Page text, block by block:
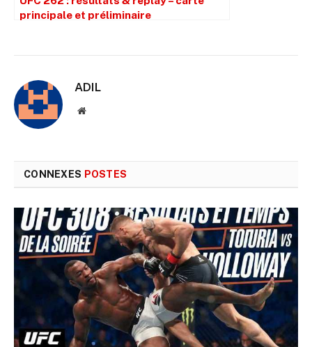
principale et préliminaire
ADIL
Site
CONNEXES POSTES